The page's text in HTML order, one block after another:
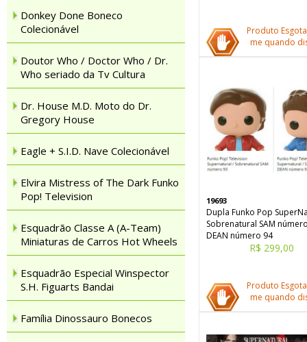
Donkey Done Boneco
Colecionável
Doutor Who / Doctor Who / Dr.
Who seriado da Tv Cultura
Dr. House M.D. Moto do Dr.
Gregory House
Eagle + S.I.D. Nave Colecionável
Elvira Mistress of The Dark Funko
Pop! Television
Esquadrão Classe A (A-Team)
Miniaturas de Carros Hot Wheels
Esquadrão Especial Winspector
S.H. Figuarts Bandai
Família Dinossauro Bonecos
Produto
me quando
19693
Dupla Funko Pop
Sobrenatural SAM
DEAN número 94
R$ 299,00
Produto
me quando